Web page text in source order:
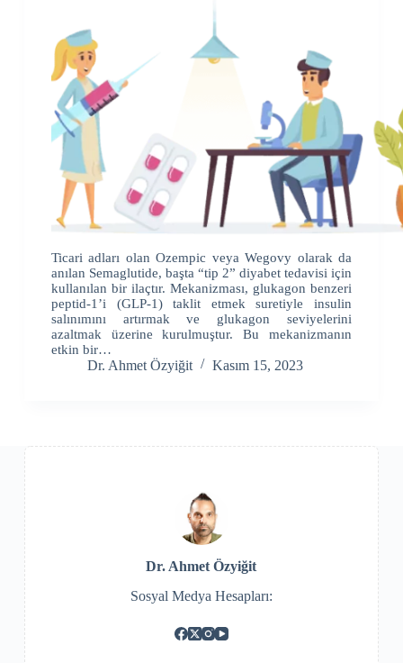
Ticari adları olan Ozempic veya Wegovy olarak da
anılan Semaglutide, başta “tip 2” diyabet tedavisi için
kullanılan bir ilaçtır. Mekanizması, glukagon benzeri
peptid-1’i (GLP-1) taklit etmek suretiyle insulin
salınımını artırmak ve glukagon seviyelerini
azaltmak üzerine kurulmuştur. Bu mekanizmanın
etkin bir…
Dr. Ahmet Özyiğit Kasım 15, 2023
Dr. Ahmet Özyiğit
Sosyal Medya Hesapları: